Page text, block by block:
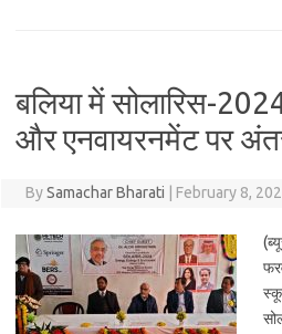
बलिया में सोलारिस-
और एनवायरनमेंट पर
BySamachar Bharati February 8,